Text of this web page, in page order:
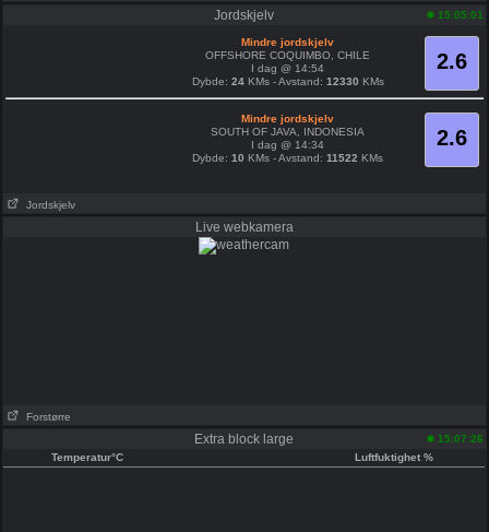
Jordskjelv 15:05:01
2.6
Mindre jordskjelv
OFFSHORE COQUIMBO, CHILE
I dag @ 14:54
Dybde: 24KMs - Avstand: 12330 KMs
2.6
Mindre jordskjelv
SOUTH OF JAVA, INDONESIA
I dag @ 14:34
Dybde:10 KMs - Avstand:11522 KMs
Jordskjelv
Live webkamera
Forstørre
Extra block large
15:07:26
Temperatur°C
Luftfuktighet %